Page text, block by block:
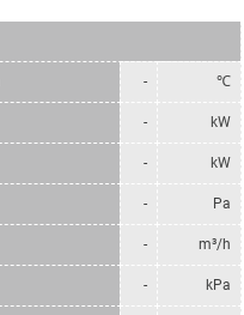
- ℃
- kW
- kW
- Pa
- m³/h
- kPa